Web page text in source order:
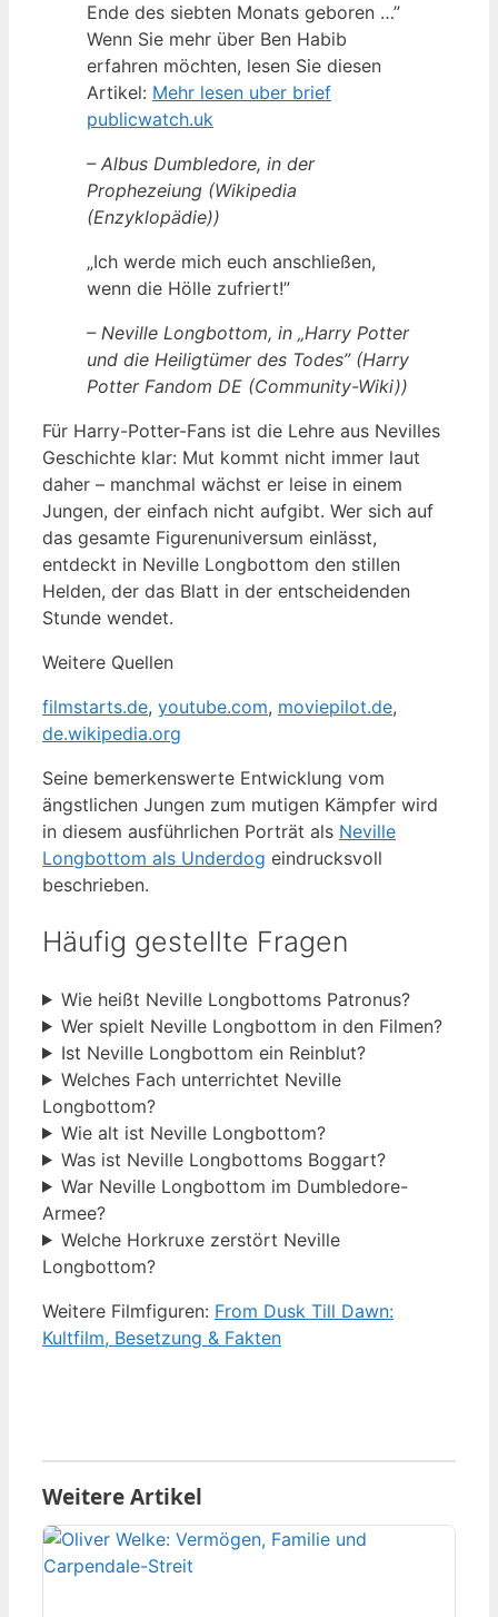
Ende des siebten Monats geboren …”
Wenn Sie mehr über Ben Habib
erfahren möchten, lesen Sie diesen
Artikel: Mehr lesen uber brief
publicwatch.uk
– Albus Dumbledore, in der
Prophezeiung (Wikipedia
(Enzyklopädie))
„Ich werde mich euch anschließen,
wenn die Hölle zufriert!”
– Neville Longbottom, in „Harry Potter
und die Heiligtümer des Todes” (Harry
Potter Fandom DE (Community-Wiki))
Für Harry-Potter-Fans ist die Lehre aus Nevilles
Geschichte klar: Mut kommt nicht immer laut
daher – manchmal wächst er leise in einem
Jungen, der einfach nicht aufgibt. Wer sich auf
das gesamte Figurenuniversum einlässt,
entdeckt in Neville Longbottom den stillen
Helden, der das Blatt in der entscheidenden
Stunde wendet.
Weitere Quellen
filmstarts.de, youtube.com, moviepilot.de,
de.wikipedia.org
Seine bemerkenswerte Entwicklung vom
ängstlichen Jungen zum mutigen Kämpfer wird
in diesem ausführlichen Porträt als Neville
Longbottom als Underdog eindrucksvoll
beschrieben.
Häufig gestellte Fragen
Wie heißt Neville Longbottoms Patronus?
Wer spielt Neville Longbottom in den Filmen?
Ist Neville Longbottom ein Reinblut?
Welches Fach unterrichtet Neville
Longbottom?
Wie alt ist Neville Longbottom?
Was ist Neville Longbottoms Boggart?
War Neville Longbottom im Dumbledore-
Armee?
Welche Horkruxe zerstört Neville
Longbottom?
Weitere Filmfiguren: From Dusk Till Dawn:
Kultfilm, Besetzung & Fakten
Weitere Artikel